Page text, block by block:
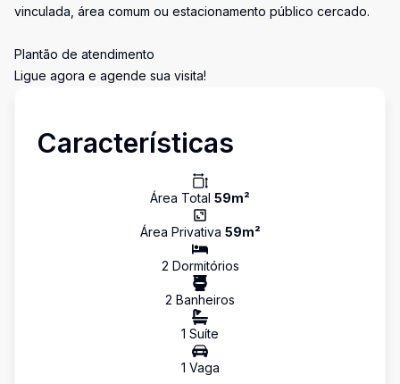
vinculada, área comum ou estacionamento público cercado.
Plantão de atendimento
Ligue agora e agende sua visita!
Características
Área Total 59m²
Área Privativa 59m²
2 Dormitórios
2 Banheiros
1 Suíte
1 Vaga